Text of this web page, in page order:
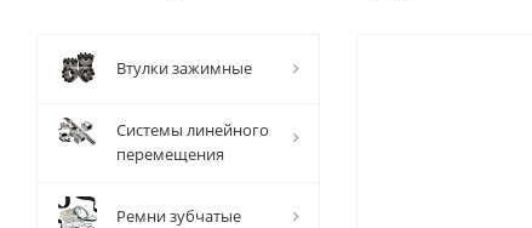
Втулки зажимные
Системы линейного
перемещения
Ремни зубчатые